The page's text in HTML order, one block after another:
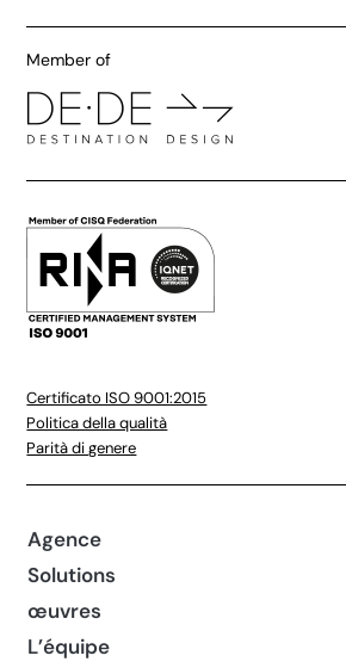
Member of
Certificato ISO 9001:2015
Politica della qualità
Parità di genere
Agence
Solutions
œuvres
L’équipe